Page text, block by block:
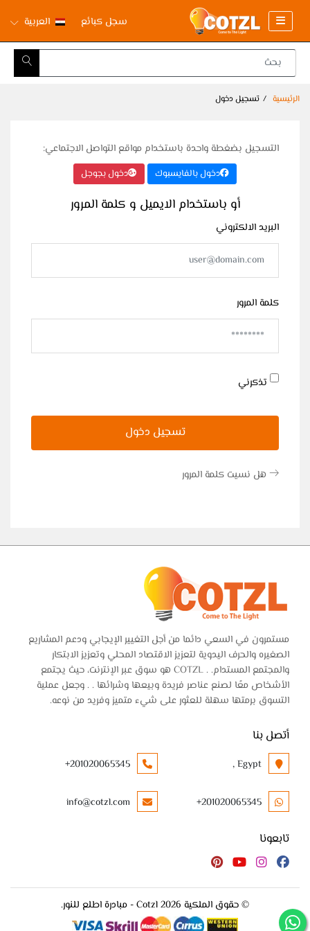
سجل كبائع العربية
الرئيسية تسجيل دخول
التسجيل بضغطة واحدة باستخدام مواقع التواصل الاجتماعي:
دخول بالفايسبوك دخول بجوجل
أو باستخدام الايميل و كلمة المرور
البريد الالكتروني
كلمة المرور
تذكرني
تسجيل دخول
هل نسيت كلمة المرور
مستمرون في السعي دائما من أجل التغيير الإيجابي ودعم المشاريع
الصغيره والحرف اليدوية لتعزيز الاقتصاد المحلي وتعزيز الابتكار
والمجتمع المستدام. . COTZL هو سوق عبر الإنترنت، حيث يجتمع
الأشخاص معًا لصنع عناصر فريدة وبيعها وشرائها . . وجعل عملية
التسوق برمتها سهلة للعثور على شيء متميز وفريد من نوعه.
أتصل بنا
Egypt ,
+201020065345
+201020065345
info@cotzl.com
تابعونا
© حقوق الملكية 2026 Cotzl - مبادرة اطلع للنور.